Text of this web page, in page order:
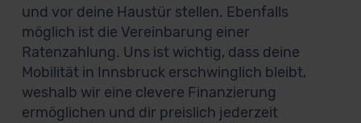
und vor deine Haustür stellen. Ebenfalls
möglich ist die Vereinbarung einer
Ratenzahlung. Uns ist wichtig, dass deine
Mobilität in Innsbruck erschwinglich bleibt,
weshalb wir eine clevere Finanzierung
ermöglichen und dir preislich jederzeit